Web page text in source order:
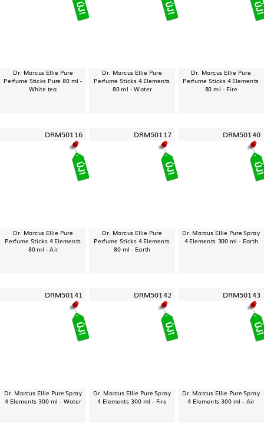
Dr. Marcus Ellie Pure
Perfume Sticks Pure 80 ml -
White tea
Dr. Marcus Ellie Pure
Perfume Sticks 4 Elements
80 ml - Water
Dr. Marcus Ellie Pure
Perfume Sticks 4 Elements
80 ml - Fire
DRM50116
Dr. Marcus Ellie Pure
Perfume Sticks 4 Elements
80 ml - Air
DRM50117
Dr. Marcus Ellie Pure
Perfume Sticks 4 Elements
80 ml - Earth
DRM50140
Dr. Marcus Ellie Pure Spray
4 Elements 300 ml - Earth
DRM50141
Dr. Marcus Ellie Pure Spray
4 Elements 300 ml - Water
DRM50142
Dr. Marcus Ellie Pure Spray
4 Elements 300 ml - Fire
DRM50143
Dr. Marcus Ellie Pure Spray
4 Elements 300 ml - Air